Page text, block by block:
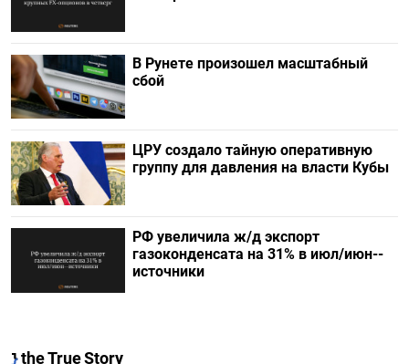
В Рунете произошел масштабный
сбой
ЦРУ создало тайную оперативную
группу для давления на власти Кубы
РФ увеличила ж/д экспорт
газоконденсата на 31% в июл/июн--
источники